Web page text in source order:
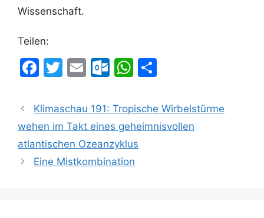
Wissenschaft.
Teilen:
F
c
e
b
o
T
itt
er
E
ai
l
O
lo
o
k.
c
W
at
s
A
p
le
n
Klimaschau 191: Tropische Wirbelstürme
wehen im Takt eines geheimnisvollen
atlantischen Ozeanzyklus
Eine Mistkombination